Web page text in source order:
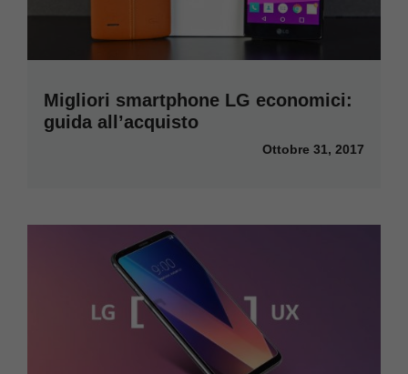
Migliori smartphone LG economici:
guida all’acquisto
Ottobre 31, 2017